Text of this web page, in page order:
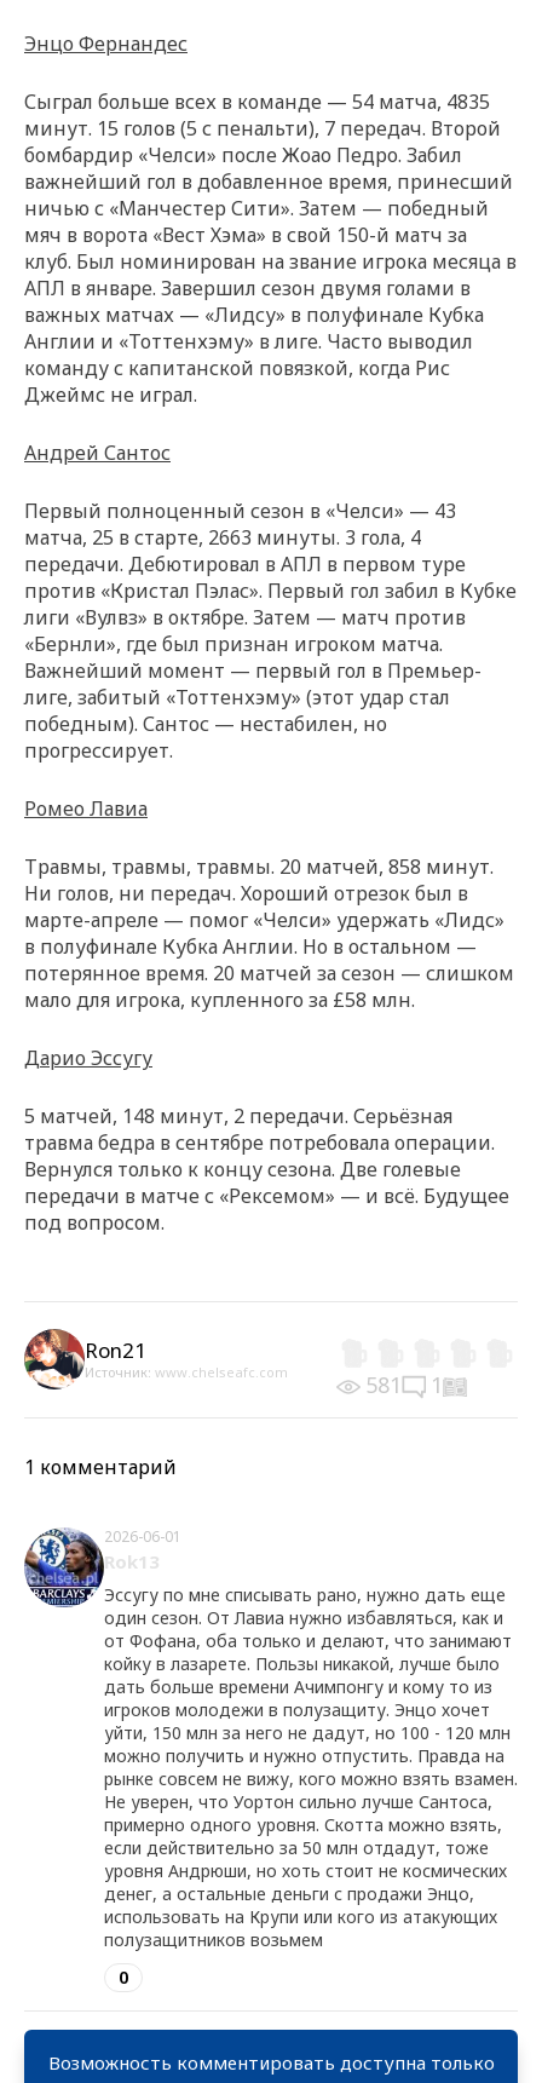
Энцо Фернандес
Сыграл больше всех в команде — 54 матча, 4835
минут. 15 голов (5 с пенальти), 7 передач. Второй
бомбардир «Челси» после Жоао Педро. Забил
важнейший гол в добавленное время, принесший
ничью с «Манчестер Сити». Затем — победный
мяч в ворота «Вест Хэма» в свой 150-й матч за
клуб. Был номинирован на звание игрока месяца в
АПЛ в январе. Завершил сезон двумя голами в
важных матчах — «Лидсу» в полуфинале Кубка
Англии и «Тоттенхэму» в лиге. Часто выводил
команду с капитанской повязкой, когда Рис
Джеймс не играл.
Андрей Сантос
Первый полноценный сезон в «Челси» — 43
матча, 25 в старте, 2663 минуты. 3 гола, 4
передачи. Дебютировал в АПЛ в первом туре
против «Кристал Пэлас». Первый гол забил в Кубке
лиги «Вулвз» в октябре. Затем — матч против
«Бернли», где был признан игроком матча.
Важнейший момент — первый гол в Премьер-
лиге, забитый «Тоттенхэму» (этот удар стал
победным). Сантос — нестабилен, но
прогрессирует.
Ромео Лавиа
Травмы, травмы, травмы. 20 матчей, 858 минут.
Ни голов, ни передач. Хороший отрезок был в
марте-апреле — помог «Челси» удержать «Лидс»
в полуфинале Кубка Англии. Но в остальном —
потерянное время. 20 матчей за сезон — слишком
мало для игрока, купленного за £58 млн.
Дарио Эссугу
5 матчей, 148 минут, 2 передачи. Серьёзная
травма бедра в сентябре потребовала операции.
Вернулся только к концу сезона. Две голевые
передачи в матче с «Рексемом» — и всё. Будущее
под вопросом.
Ron21
Источник: www.chelseafc.com 581 1
1 комментарий
2026-06-01
Rok13
Эссугу по мне списывать рано, нужно дать еще
один сезон. От Лавиа нужно избавляться, как и
от Фофана, оба только и делают, что занимают
койку в лазарете. Пользы никакой, лучше было
дать больше времени Ачимпонгу и кому то из
игроков молодежи в полузащиту. Энцо хочет
уйти, 150 млн за него не дадут, но 100 - 120 млн
можно получить и нужно отпустить. Правда на
рынке совсем не вижу, кого можно взять взамен.
Не уверен, что Уортон сильно лучше Сантоса,
примерно одного уровня. Скотта можно взять,
если действительно за 50 млн отдадут, тоже
уровня Андрюши, но хоть стоит не космических
денег, а остальные деньги с продажи Энцо,
использовать на Крупи или кого из атакующих
полузащитников возьмем
0
Возможность комментировать доступна только